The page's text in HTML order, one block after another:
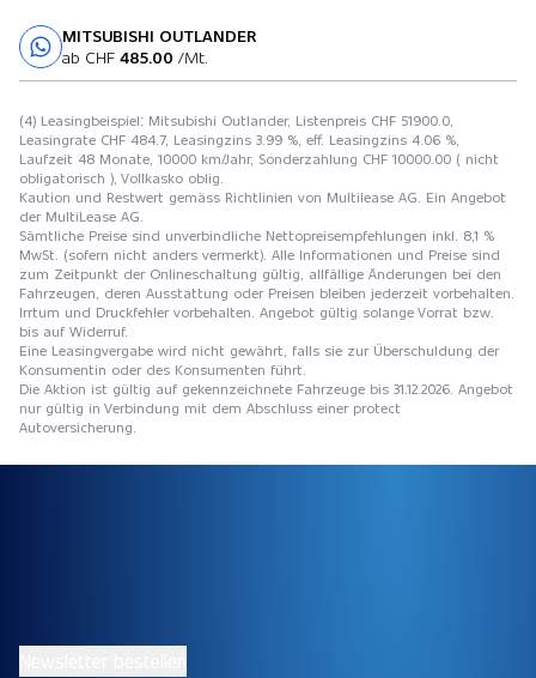
MITSUBISHI OUTLANDER
ab CHF 485.00 /Mt.
(4) Leasingbeispiel: Mitsubishi Outlander, Listenpreis CHF 51900.0,
Leasingrate CHF 484.7, Leasingzins 3.99 %, eff. Leasingzins 4.06 %,
Laufzeit 48 Monate, 10000 km/Jahr, Sonderzahlung CHF 10000.00 ( nicht
obligatorisch ), Vollkasko oblig.
Kaution und Restwert gemäss Richtlinien von Multilease AG. Ein Angebot
der MultiLease AG.
Sämtliche Preise sind unverbindliche Nettopreisempfehlungen inkl. 8,1 %
MwSt. (sofern nicht anders vermerkt). Alle Informationen und Preise sind
zum Zeitpunkt der Onlineschaltung gültig, allfällige Änderungen bei den
Fahrzeugen, deren Ausstattung oder Preisen bleiben jederzeit vorbehalten.
Irrtum und Druckfehler vorbehalten. Angebot gültig solange Vorrat bzw.
bis auf Widerruf.
Eine Leasingvergabe wird nicht gewährt, falls sie zur Überschuldung der
Konsumentin oder des Konsumenten führt.
Die Aktion ist gültig auf gekennzeichnete Fahrzeuge bis 31.12.2026. Angebot
nur gültig in Verbindung mit dem Abschluss einer protect
Autoversicherung.